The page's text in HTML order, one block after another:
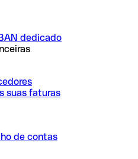
dedicado
suas faturas
de contas